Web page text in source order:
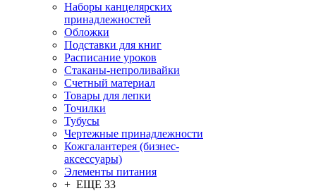
Наборы канцелярских
принадлежностей
Обложки
Подставки для книг
Расписание уроков
Стаканы-непроливайки
Счетный материал
Товары для лепки
Точилки
Тубусы
Чертежные принадлежности
Кожгалантерея (бизнес-
аксессуары)
Элементы питания
+ ЕЩЕ 33